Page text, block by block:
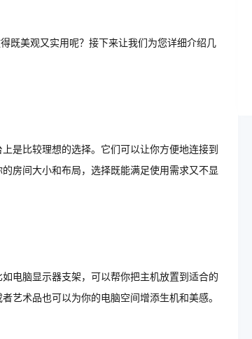
既美观又实用呢？接下来让我们为您详细介绍几
是比较理想的选择。它们可以让你方便地连接到
房间大小和布局，选择既能满足使用需求又不显
电脑显示器支架，可以帮你把主机放置到适合的
艺术品也可以为你的电脑空间增添生机和美感。